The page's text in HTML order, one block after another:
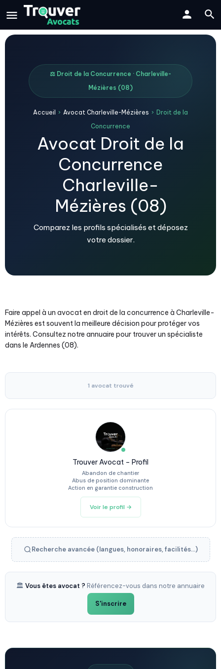
⚖️ Droit de la Concurrence · Charleville-
Mézières (08)
Accueil › Avocat Charleville-Mézières › Droit de la
Concurrence
Avocat Droit de la
Concurrence
Charleville-
Mézières (08)
Comparez les profils spécialisés et déposez
votre dossier.
Faire appel à un avocat en droit de la concurrence à Charleville-
Mézières est souvent la meilleure décision pour protéger vos
intérêts. Consultez notre annuaire pour trouver un spécialiste
dans le Ardennes (08).
1 avocat trouvé
Trouver Avocat – Profil
Abandon de chantier
Abus de position dominante
Action en garantie construction
Voir le profil →
Recherche avancée (langues, honoraires, facilités...)
🏛️ Vous êtes avocat ? Référencez-vous dans notre annuaire
S'inscrire